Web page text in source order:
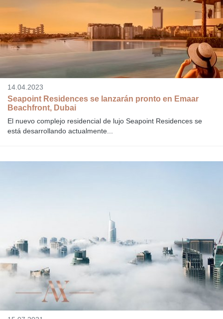
14.04.2023
Seapoint Residences se lanzarán pronto en Emaar
Beachfront, Dubai
El nuevo complejo residencial de lujo Seapoint Residences se
está desarrollando actualmente...